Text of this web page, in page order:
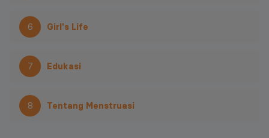
6 Girl's Life
7 Edukasi
8 Tentang Menstruasi